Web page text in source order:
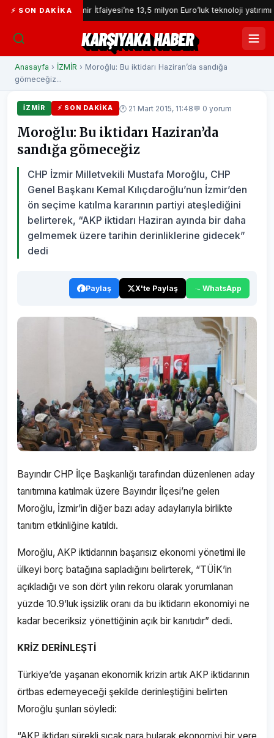
⚡ SON DAKIKA
İzmir İtfaiyesi’ne 13,5 milyon Euro’luk teknoloji yatırımı
KARŞIYAKA HABER
Anasayfa › İZMİR › Moroğlu: Bu iktidarı Haziran’da sandığa
gömeceğiz...
İZMİR ⚡ SON DAKIKA 🕐 21 Mart 2015, 11:48💬 0 yorum
Moroğlu: Bu iktidarı Haziran’da
sandığa gömeceğiz
CHP İzmir Milletvekili Mustafa Moroğlu, CHP
Genel Başkanı Kemal Kılıçdaroğlu’nun İzmir’den
ön seçime katılma kararının partiyi ateşlediğini
belirterek, “AKP iktidarı Haziran ayında bir daha
gelmemek üzere tarihin derinliklerine gidecek”
dedi
Paylaş X'te Paylaş WhatsApp
Bayındır CHP İlçe Başkanlığı tarafından düzenlenen aday
tanıtımına katılmak üzere Bayındır İlçesi’ne gelen
Moroğlu, İzmir’in diğer bazı aday adaylarıyla birlikte
tanıtım etkinliğine katıldı.
Moroğlu, AKP iktidarının başarısız ekonomi yönetimi ile
ülkeyi borç batağına sapladığını belirterek, “TÜİK’in
açıkladığı ve son dört yılın rekoru olarak yorumlanan
yüzde 10.9’luk işsizlik oranı da bu iktidarın ekonomiyi ne
kadar beceriksiz yönettiğinin açık bir kanıtıdır” dedi.
KRİZ DERİNLEŞTİ
Türkiye’de yaşanan ekonomik krizin artık AKP iktidarının
örtbas edemeyeceği şekilde derinleştiğini belirten
Moroğlu şunları söyledi: